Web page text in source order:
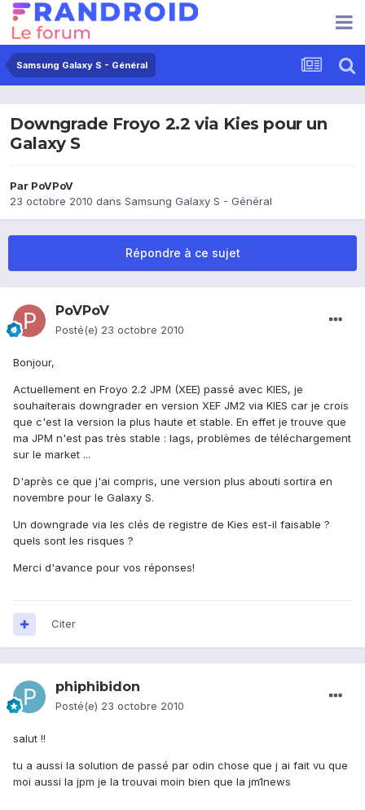
Samsung Galaxy S - Général
Downgrade Froyo 2.2 via Kies pour un
Galaxy S
Par PoVPoV
23 octobre 2010 dans Samsung Galaxy S - Général
Répondre à ce sujet
PoVPoV
Posté(e) 23 octobre 2010
Bonjour,
Actuellement en Froyo 2.2 JPM (XEE) passé avec KIES, je
souhaiterais downgrader en version XEF JM2 via KIES car je crois
que c'est la version la plus haute et stable. En effet je trouve que
ma JPM n'est pas très stable : lags, problèmes de téléchargement
sur le market ...
D'après ce que j'ai compris, une version plus abouti sortira en
novembre pour le Galaxy S.
Un downgrade via les clés de registre de Kies est-il faisable ?
quels sont les risques ?
Merci d'avance pour vos réponses!
Citer
phiphibidon
Posté(e) 23 octobre 2010
salut !!
tu a aussi la solution de passé par odin chose que j ai fait vu que
moi aussi la jpm je la trouvai moin bien que la jm1news